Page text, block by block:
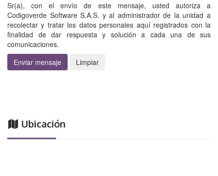
Sr(a), con el envío de este mensaje, usted autoriza a
Codigoverde Software S.A.S. y al administrador de la unidad a
recolectar y tratar los datos personales aquí registrados con la
finalidad de dar respuesta y solución a cada una de sus
comunicaciones.
Enviar mensaje
Limpiar
Ubicación